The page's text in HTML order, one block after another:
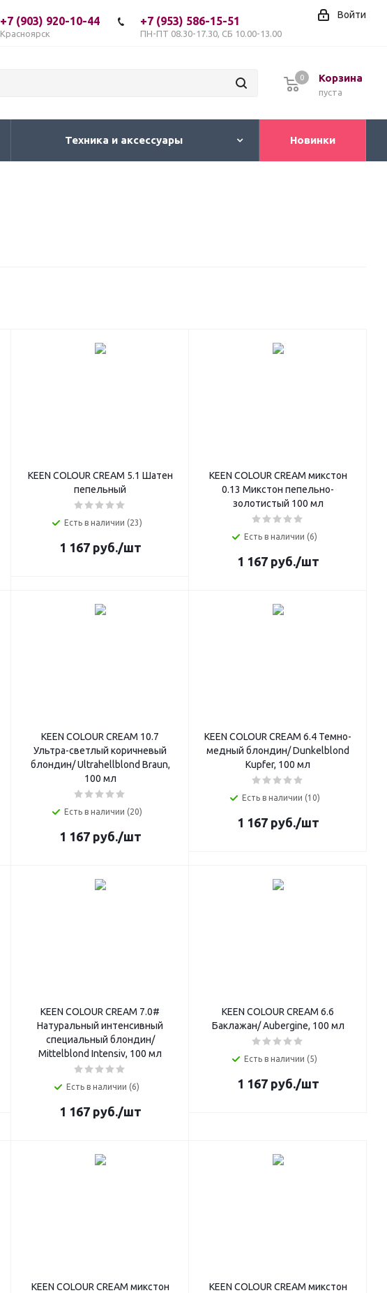
Войти
+7 (903) 920-10-44
Красноярск
+7 (953) 586-15-51
ПН-ПТ 08.30-17.30, СБ 10.00-13.00
Корзина
пуста
0
Техника и аксессуары Новинки
KEEN COLOUR CREAM 5.1 Шатен
пепельный
Есть в наличии (23)
1 167руб./шт
KEEN COLOUR CREAM микстон
0.13 Микстон пепельно-
золотистый 100 мл
Есть в наличии (6)
1 167руб./шт
KEEN COLOUR CREAM 10.7
Ультра-светлый коричневый
блондин/ Ultrahellblond Braun,
100 мл
Есть в наличии (20)
1 167руб./шт
KEEN COLOUR CREAM 6.4 Темно-
медный блондин/ Dunkelblond
Kupfer, 100 мл
Есть в наличии (10)
1 167руб./шт
KEEN COLOUR CREAM 7.0#
Натуральный интенсивный
специальный блондин/
Mittelblond Intensiv, 100 мл
Есть в наличии (6)
1 167руб./шт
KEEN COLOUR CREAM 6.6
Баклажан/ Aubergine, 100 мл
Есть в наличии (5)
1 167руб./шт
KEEN COLOUR CREAM микстон
KEEN COLOUR CREAM микстон